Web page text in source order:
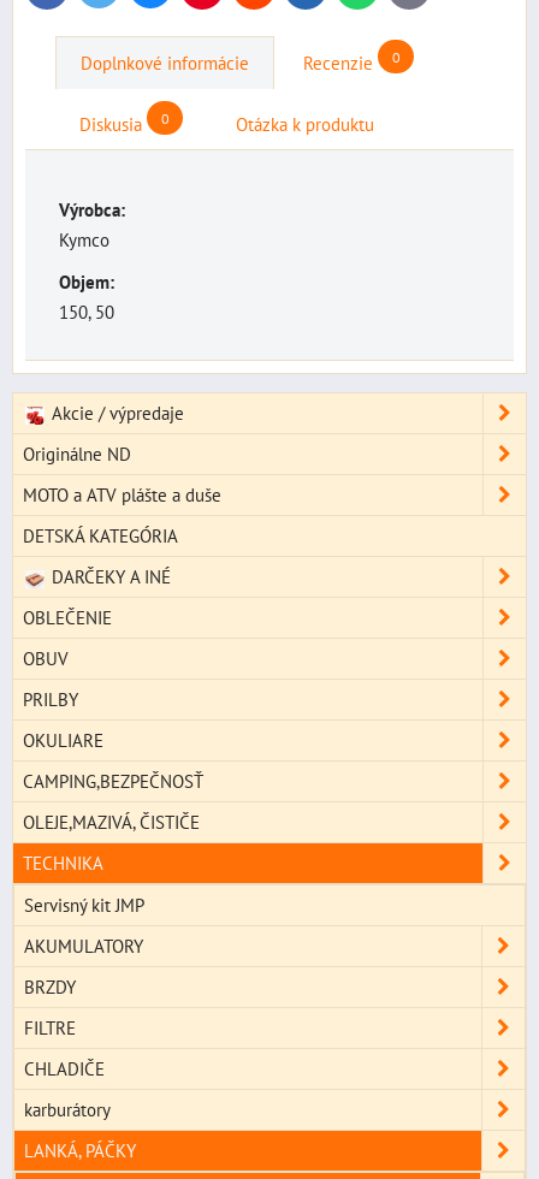
mail
Doplnkové informácie Recenzie 0
Diskusia 0 Otázka k produktu
Výrobca:
Kymco
Objem:
150, 50
Akcie / výpredaje
Originálne ND
MOTO a ATV plášte a duše
DETSKÁ KATEGÓRIA
DARČEKY A INÉ
OBLEČENIE
OBUV
PRILBY
OKULIARE
CAMPING,BEZPEČNOSŤ
OLEJE,MAZIVÁ, ČISTIČE
TECHNIKA
Servisný kit JMP
AKUMULATORY
BRZDY
FILTRE
CHLADIČE
karburátory
LANKÁ, PÁČKY